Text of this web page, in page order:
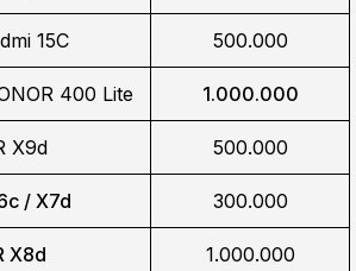
15C 500.000
400 Lite 1.000.000
X9d 500.000
/ X7d 300.000
X8d 1.000.000